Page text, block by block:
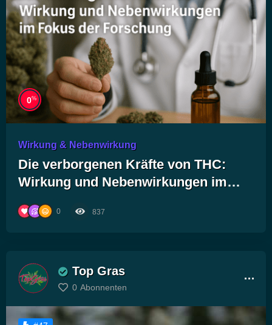
0%
Wirkung & Nebenwirkung
Die verborgenen Kräfte von THC:
Wirkung und Nebenwirkungen im
0 837
Top Gras
0 Abonnenten